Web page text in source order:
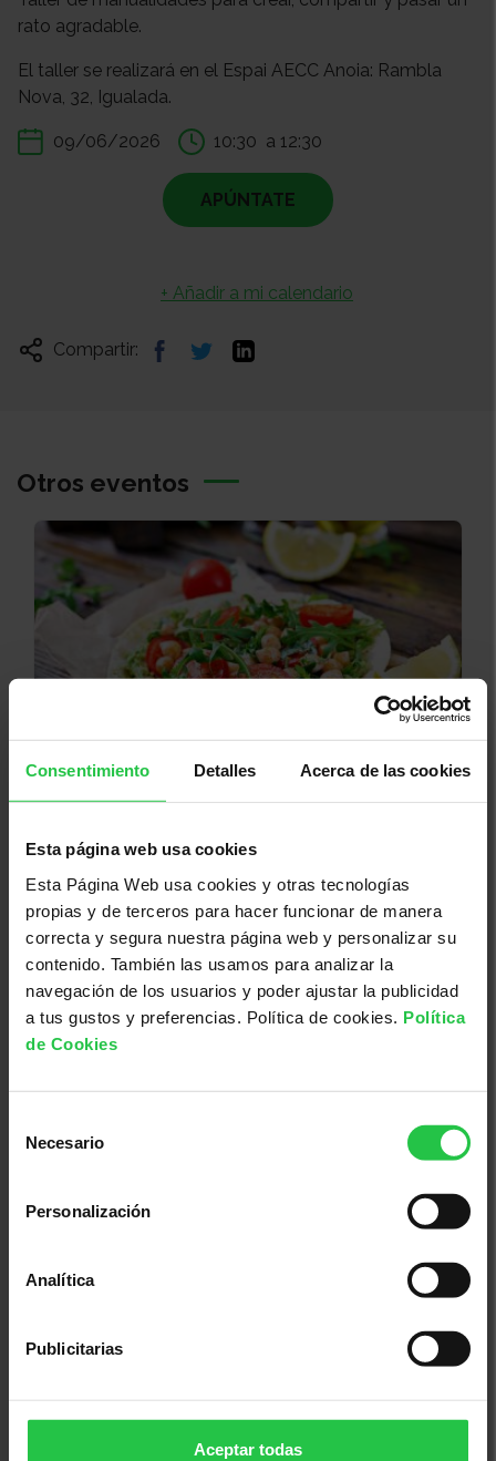
Consentimiento Detalles Acerca de las cookies
Esta página web usa cookies
Esta Página Web usa cookies y otras tecnologías
propias y de terceros para hacer funcionar de manera
correcta y segura nuestra página web y personalizar su
contenido. También las usamos para analizar la
navegación de los usuarios y poder ajustar la publicidad
a tus gustos y preferencias. Política de cookies. Política
de Cookies
Necesario
Personalización
Analítica
Publicitarias
Aceptar todas
rato agradable.
El taller se realizará en el Espai AECC Anoia: Rambla
Nova, 32, Igualada.
09/06/2026 10:30 a 12:30
APÚNTATE
+ Añadir a mi calendario
Compartir:
Otros eventos
08/08/2026
Pamboliada Solidària - Maria de la
plenes i coques - Ciutadella